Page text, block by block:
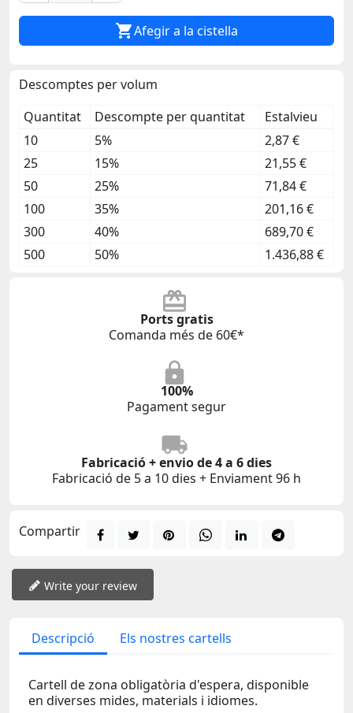
Afegir a la cistella
Descomptes per volum
Quantitat
Descompte per quantitat
Estalvieu
10
5%
2,87 €
25
15%
21,55 €
50
25%
71,84 €
100
35%
201,16 €
300
40%
689,70 €
500
50% 1.436,88 €
Ports gratis
Comanda més de 60€*
100%
Pagament segur
Fabricació + envio de 4 a 6 dies
Fabricació de 5 a 10 dies + Enviament 96 h
Compartir
Write your review
Descripció Els nostres cartells
Cartell de zona obligatòria d'espera, disponible
en diverses mides, materials i idiomes.